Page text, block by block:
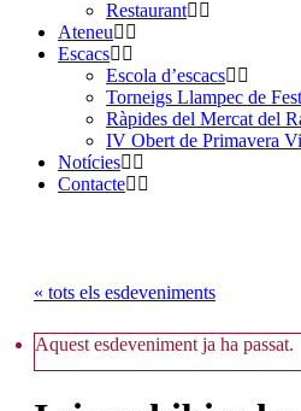
Restaurant
Ateneu
Escacs
Escola d’escacs
Torneigs Llampec de
Ràpides del Mercat del
IV Obert de Primavera
Notícies
Contacte
« tots els esdeveniments
Aquest esdeveniment ja ha passat.